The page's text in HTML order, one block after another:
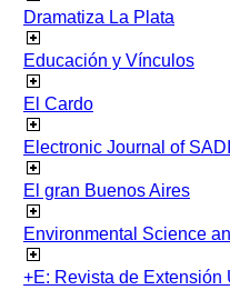
Dramatiza La Plata
Educación y Vínculos
El Cardo
Electronic Journal of
El gran Buenos Aires
Environmental Science
+E: Revista de Extensión